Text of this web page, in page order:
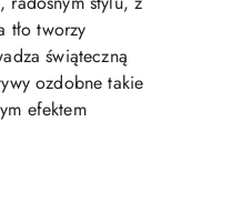
tło tworzy
świąteczną
ozdobne takie
efektem